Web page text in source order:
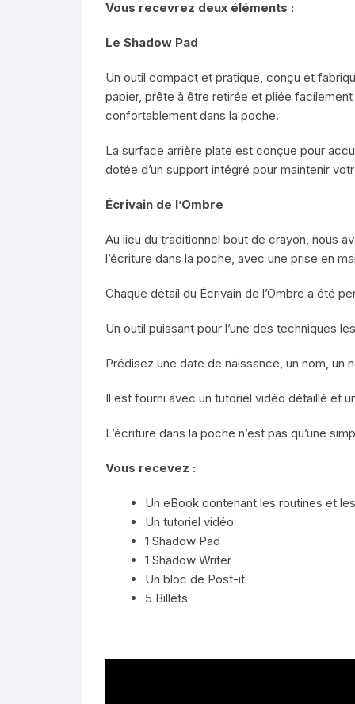
Vous recevrez deux éléments :
Le Shadow Pad
Un outil compact et pratique, conçu et
papier, prête à être retirée et pliée
confortablement dans la poche.
La surface arrière plate est conçue pour
dotée d’un support intégré pour maintenir
Écrivain de l’Ombre
Au lieu du traditionnel bout de crayon, nous
l’écriture dans la poche, avec une prise en
Chaque détail du Écrivain de l’Ombre a été
Un outil puissant pour l’une des techniques
Prédisez une date de naissance, un nom, un
Il est fourni avec un tutoriel vidéo détaillé et
L’écriture dans la poche n’est pas qu’une
Vous recevez :
Un eBook contenant les routines et
Un tutoriel vidéo
1 Shadow Pad
1 Shadow Writer
Un bloc de Post-it
5 Billets